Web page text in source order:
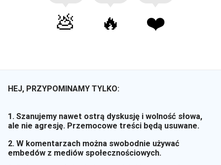
💩 🔥 ❤️
HEJ, PRZYPOMINAMY TYLKO:
1. Szanujemy nawet ostrą dyskusję i wolność słowa,
ale nie agresję. Przemocowe treści będą usuwane.
2. W komentarzach można swobodnie używać
embedów z mediów społecznościowych.